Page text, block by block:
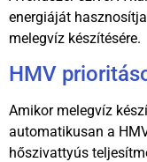
energiáját
melegvíz készítésére.
HMV
Amikor melegvíz
automatikusan a
hőszivattyús